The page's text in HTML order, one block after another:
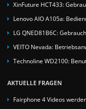
XinFuture HCT433:
Lenovo AIO A105a:
LG QNED81B6C:
VEITO Nevada:
Technoline WD2100:
AKTUELLE FRAGEN
Fairphone 4 Videos